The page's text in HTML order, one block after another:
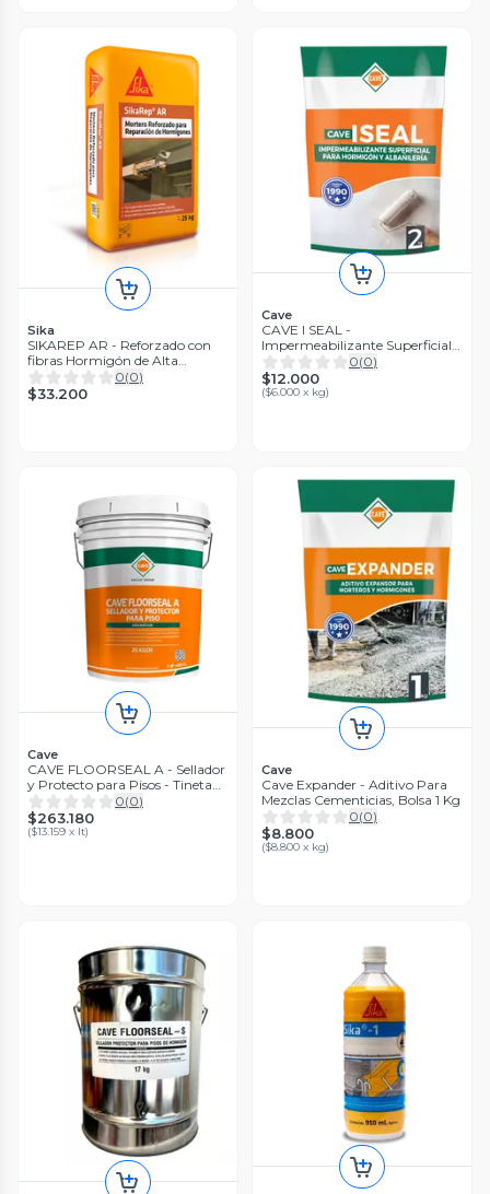
Sika
SIKAREP AR - Reforzado con
fibras Hormigón de Alta
Resistencia, 25Kg
0(0)
$33.200
Cave
CAVE I SEAL -
Impermeabilizante Superficial
Base Cementicia Gris, 2 Kg
0(0)
$12.000
($6.000 x kg)
Cave
CAVE FLOORSEAL A - Sellador
y Protecto para Pisos - Tineta
20Lt
0(0)
$263.180
($13.159 x lt)
Cave
Cave Expander - Aditivo Para
Mezclas Cementicias, Bolsa 1 Kg
0(0)
$8.800
($8.800 x kg)